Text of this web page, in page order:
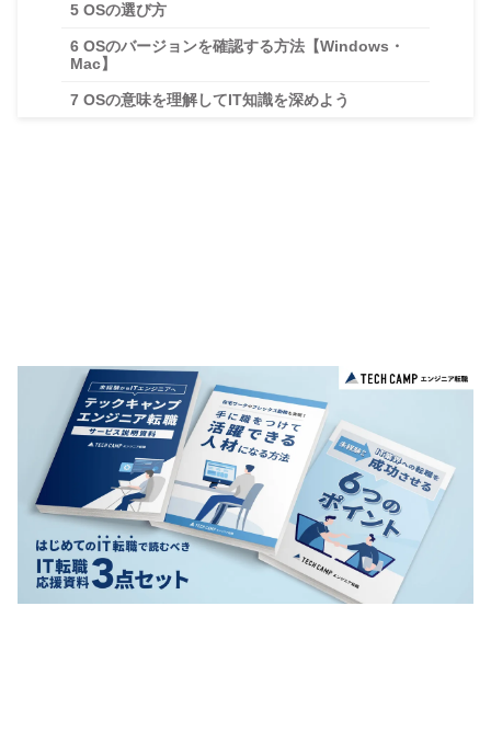
5 OSの選び方
6 OSのバージョンを確認する方法【Windows・
Mac】
7 OSの意味を理解してIT知識を深めよう